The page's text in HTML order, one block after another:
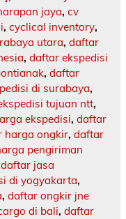
jaya, cv
, cyclical inventory,
utara, daftar
, daftar ekspedisi
, daftar
di surabaya,
tujuan ntt,
ekspedisi, daftar
harga ongkir, daftar
pengiriman
daftar jasa
di yogyakarta,
, daftar ongkir jne
di bali, daftar